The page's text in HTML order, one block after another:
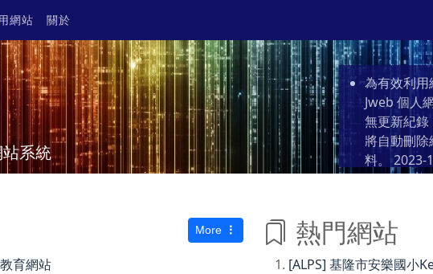
網站 關於
系統
為有效利
Jweb 個人
無更新紀
將自動刪
料。 2023-
More
育網站
熱門網站
[ALPS] 基隆市安樂國小